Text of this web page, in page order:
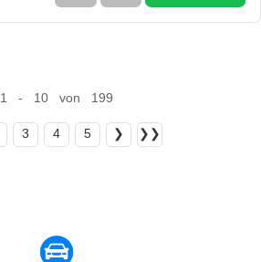
1 - 10 von 199
3 4 5 ❯ ❯❯